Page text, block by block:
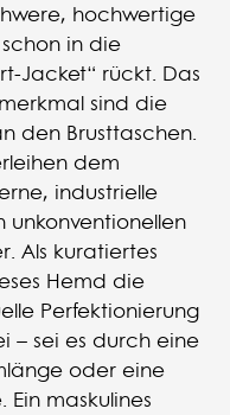
hochwertige
in die
Jacket“ rückt. Das
sind die
den Brusttaschen.
dem
industrielle
unkonventionellen
Als kuratiertes
Hemd die
Perfektionierung
– sei es durch eine
oder eine
maskulines